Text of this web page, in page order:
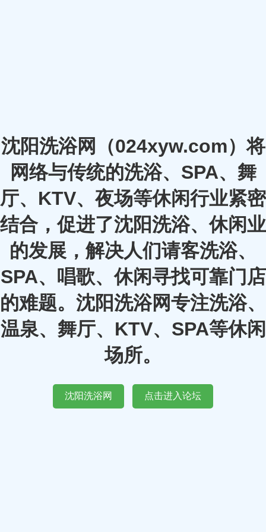
沈阳洗浴网（024xyw.com）将
网络与传统的洗浴、SPA、舞
厅、KTV、夜场等休闲行业紧密
结合，促进了沈阳洗浴、休闲业
的发展，解决人们请客洗浴、
SPA、唱歌、休闲寻找可靠门店
的难题。沈阳洗浴网专注洗浴、
温泉、舞厅、KTV、SPA等休闲
场所。
沈阳洗浴网 点击进入论坛